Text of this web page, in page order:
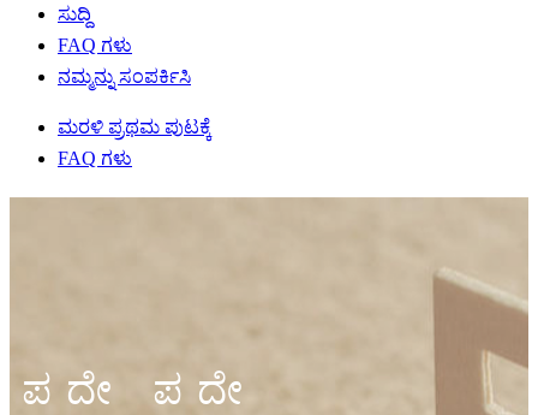
ಸುದ್ದಿ
FAQ ಗಳು
ನಮ್ಮನ್ನು ಸಂಪರ್ಕಿಸಿ
ಮರಳಿ ಪ್ರಥಮ ಪುಟಕ್ಕೆ
FAQ ಗಳು
ಪದೇ ಪದೇ